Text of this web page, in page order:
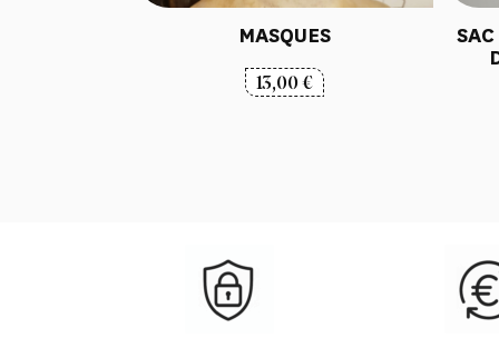
MASQUES
13,00€